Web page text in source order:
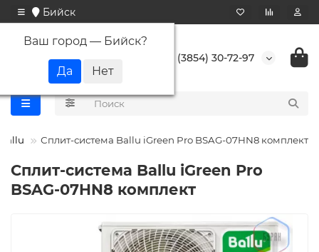
Бийск
Ваш город — Бийск?
+7 (3854) 30-72-97
Ballu Сплит-система Ballu iGreen Pro BSAG-07HN8 комплект
Сплит-система Ballu iGreen Pro
BSAG-07HN8 комплект